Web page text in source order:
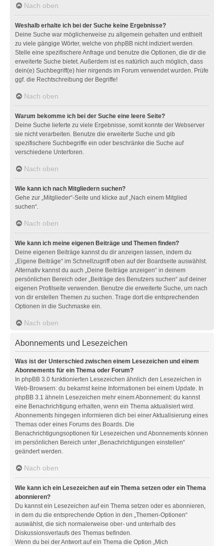
Nach oben
Weshalb erhalte ich bei der Suche keine Ergebnisse?
Deine Suche war möglicherweise zu allgemein gehalten und enthielt
zu viele gängige Wörter, welche von phpBB nicht indiziert werden.
Stelle eine spezifischere Anfrage und benutze die Optionen, die dir die
erweiterte Suche bietet. Außerdem ist es natürlich auch möglich, dass
dein(e) Suchbegriff(e) hier nirgends im Forum verwendet wurden. Prüfe
ggf. die Rechtschreibung der Begriffe!
Nach oben
Warum bekomme ich bei der Suche eine leere Seite?
Deine Suche lieferte zu viele Ergebnisse, somit konnte der Webserver
sie nicht verarbeiten. Benutze die erweiterte Suche und gib
spezifischere Suchbegriffe ein oder beschränke die Suche auf
verschiedene Unterforen.
Nach oben
Wie kann ich nach Mitgliedern suchen?
Gehe zur „Mitglieder“-Seite und klicke auf „Nach einem Mitglied
suchen“.
Nach oben
Wie kann ich meine eigenen Beiträge und Themen finden?
Deine eigenen Beiträge kannst du dir anzeigen lassen, indem du
„Eigene Beiträge“ im Schnellzugriff oben auf der Boardseite auswählst.
Alternativ kannst du auch „Deine Beiträge anzeigen“ in deinem
persönlichen Bereich oder „Beiträge des Benutzers suchen“ auf deiner
eigenen Profilseite verwenden. Benutze die erweiterte Suche, um nach
von dir erstellen Themen zu suchen. Trage dort die entsprechenden
Optionen in die Suchmaske ein.
Nach oben
Abonnements und Lesezeichen
Was ist der Unterschied zwischen einem Lesezeichen und einem
Abonnements für ein Thema oder Forum?
In phpBB 3.0 funktionierten Lesezeichen ähnlich den Lesezeichen in
Web-Browsern: du bekamst keine Informationen bei einem Update. In
phpBB 3.1 ähneln Lesezeichen mehr einem Abonnement: du kannst
eine Benachrichtigung erhalten, wenn ein Thema aktualisiert wird.
Abonnements hingegen informieren dich bei einer Aktualisierung eines
Themas oder eines Forums des Boards. Die
Benachrichtigungsoptionen für Lesezeichen und Abonnements können
im persönlichen Bereich unter „Benachrichtigungen einstellen“
geändert werden.
Nach oben
Wie kann ich ein Lesezeichen auf ein Thema setzen oder ein Thema
abonnieren?
Du kannst ein Lesezeichen auf ein Thema setzen oder es abonnieren,
in dem du die entsprechende Option in den „Themen-Optionen“
auswählst, die sich normalerweise ober- und unterhalb des
Diskussionsverlaufs des Themas befinden.
Wenn du bei der Antwort auf ein Thema die Option „Mich